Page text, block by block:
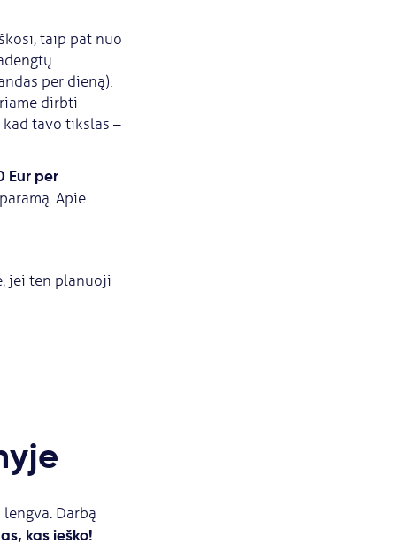
taip pat nuo
per dieną).
dirbti
tavo tikslas –
Eur per
Apie
jei ten planuoji
Darbą
kas ieško!